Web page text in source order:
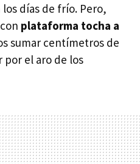
los días de frío. Pero,
plataforma tocha a
sumar centímetros de
por el aro de los